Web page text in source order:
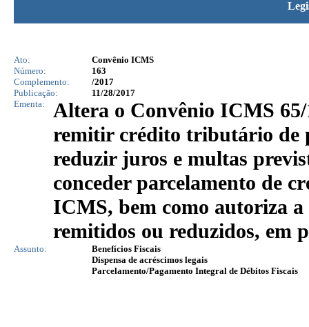
Ato:
Convênio ICMS
Número:
163
Complemento:
/2017
Publicação:
11/28/2017
Ementa:
Altera o Convênio ICMS
remitir crédito tributário de
reduzir juros e multas
conceder parcelamento de
ICMS, bem como autoriza
remitidos ou reduzidos, em
Assunto:
Benefícios Fiscais
Dispensa de acréscimos legais
Parcelamento/Pagamento Integral de Débitos Fiscais